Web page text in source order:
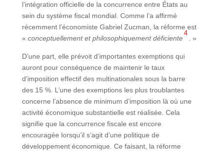
l’intégration officielle de la concurrence entre États au
sein du système fiscal mondial. Comme l’a affirmé
récemment l’économiste Gabriel Zucman, la réforme est
« conceptuellement et philosophiquement déficiente
4
. »
D’une part, elle prévoit d’importantes exemptions qui
auront pour conséquence de maintenir le taux
d’imposition effectif des multinationales sous la barre
des 15 %. L’une des exemptions les plus troublantes
concerne l’absence de minimum d’imposition là où une
activité économique substantielle est réalisée. Cela
signifie que la concurrence fiscale est encore
encouragée lorsqu’il s’agit d’une politique de
développement économique. Ce faisant, la réforme